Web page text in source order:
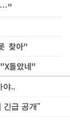
…"
찾아"
돌았네"